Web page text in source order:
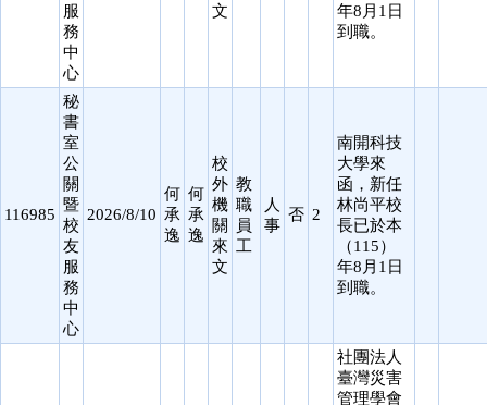
服
務
中
心
文
年8月1日
到職。
116985
秘
書
室
公
關
暨
校
友
服
務
中
心
2026/8/10
何
承
逸
何
承
逸
校
外
機
關
來
文
教
職
員
工
人
事
否 2
南開科技
大學來
函，新任
林尚平校
長已於本
（115）
年8月1日
到職。
社團法人
臺灣災害
管理學會